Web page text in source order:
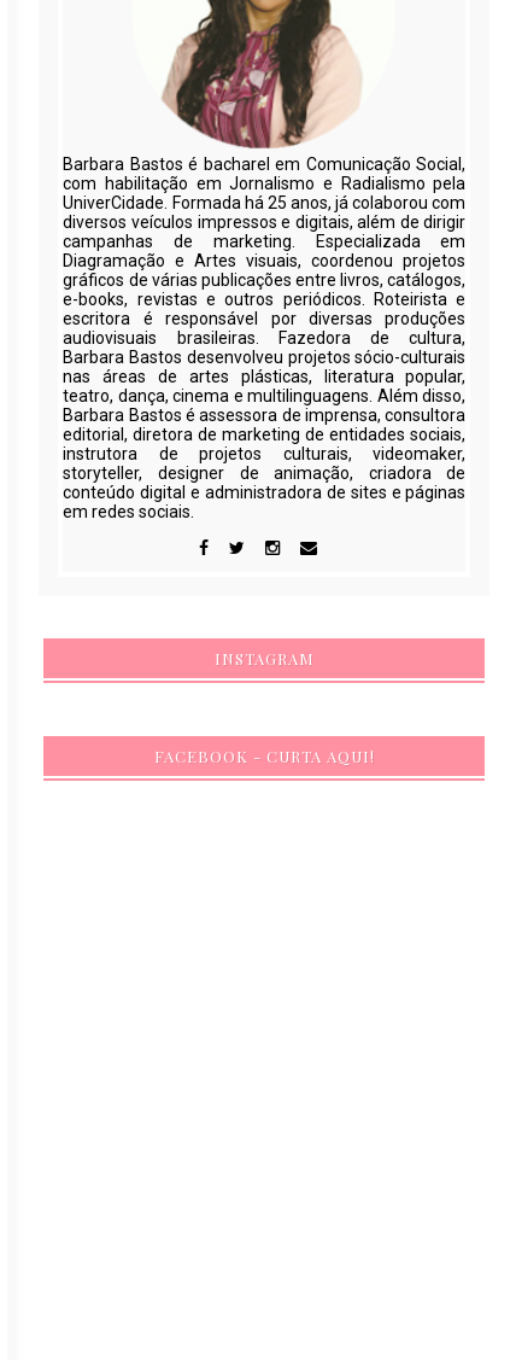
Barbara Bastos é bacharel em Comunicação Social,
com habilitação em Jornalismo e Radialismo pela
UniverCidade. Formada há 25 anos, já colaborou com
diversos veículos impressos e digitais, além de dirigir
campanhas de marketing. Especializada em
Diagramação e Artes visuais, coordenou projetos
gráficos de várias publicações entre livros, catálogos,
e-books, revistas e outros periódicos. Roteirista e
escritora é responsável por diversas produções
audiovisuais brasileiras. Fazedora de cultura,
Barbara Bastos desenvolveu projetos sócio-culturais
nas áreas de artes plásticas, literatura popular,
teatro, dança, cinema e multilinguagens. Além disso,
Barbara Bastos é assessora de imprensa, consultora
editorial, diretora de marketing de entidades sociais,
instrutora de projetos culturais, videomaker,
storyteller, designer de animação, criadora de
conteúdo digital e administradora de sites e páginas
em redes sociais.
INSTAGRAM
FACEBOOK - CURTA AQUI!